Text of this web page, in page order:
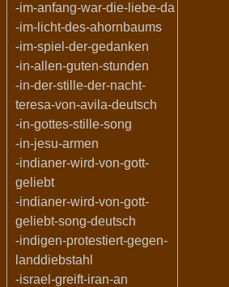
-im-anfang-war-die-liebe-da
-im-licht-des-ahornbaums
-im-spiel-der-gedanken
-in-allen-guten-stunden
-in-der-stille-der-nacht-
teresa-von-avila-deutsch
-in-gottes-stille-song
-in-jesu-armen
-indianer-wird-von-gott-
geliebt
-indianer-wird-von-gott-
geliebt-song-deutsch
-indigen-protestiert-gegen-
landdiebstahl
-israel-greift-iran-an